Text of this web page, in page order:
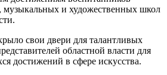
музыкальных и художественных школ
свои двери для талантливых
областной власти для
достижений в сфере искусства.